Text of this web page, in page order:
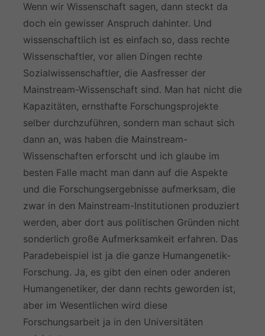
Wenn wir Wissenschaft sagen, dann steckt da
doch ein gewisser Anspruch dahinter. Und
wissenschaftlich ist es einfach so, dass rechte
Wissenschaftler, vor allen Dingen rechte
Sozialwissenschaftler, die Aasfresser der
Mainstream-Wissenschaft sind. Man hat nicht die
Kapazitäten, ernsthafte Forschungsprojekte
selber durchzuführen, sondern man schaut sich
dann an, was haben die Mainstream-
Wissenschaften erforscht und ich glaube im
besten Falle macht man dann auf die Aspekte
und die Forschungsergebnisse aufmerksam, die
zwar in den Mainstream-Institutionen produziert
werden, aber dort aus politischen Gründen nicht
sonderlich große Aufmerksamkeit erfahren. Das
Paradebeispiel ist ja die ganze Humangenetik-
Forschung. Ja, es gibt den einen oder anderen
Humangenetiker, der dann rechts geworden ist,
aber im Wesentlichen wird diese
Forschungsarbeit ja in den Universitäten